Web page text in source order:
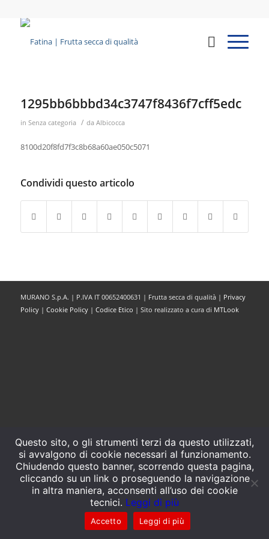
1295bb6bbbd34c3747f8436f7cff5edc
in Senza categoria / da Albicocca
8100d20f8fd7f3c8b68a60ae050c5071
Condividi questo articolo
MURANO S.p.A. | P.IVA IT 00652400631 | Frutta secca di qualità | Privacy
Policy| Cookie Policy| Codice Etico | Sito realizzato a cura di MTLook
Questo sito, o gli strumenti terzi da questo utilizzati,
si avvalgono di cookie necessari al funzionamento.
Chiudendo questo banner, scorrendo questa pagina,
cliccando su un link o proseguendo la navigazione
in altra maniera, acconsenti all’uso dei cookie
tecnici. Leggi di più
Accetto Leggi di più